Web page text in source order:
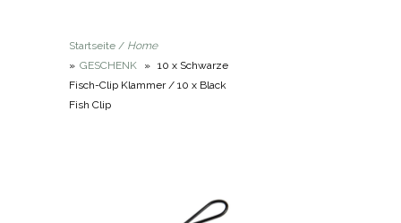
Startseite / Home
» GESCHENK » 10 x Schwarze
Fisch-Clip Klammer / 10 x Black
Fish Clip